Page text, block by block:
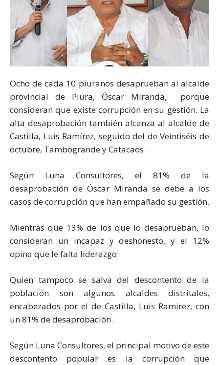
Ocho de cada 10 piuranos desaprueban al alcalde
provincial de Piura, Óscar Miranda, porque
consideran que existe corrupción en su gestión. La
alta desaprobación también alcanza al alcalde de
Castilla, Luis Ramírez, seguido del de Veintiséis de
octubre, Tambogrande y Catacaos.
Según Luna Consultores, el 81% de la
desaprobación de Óscar Miranda se debe a los
casos de corrupción que han empañado su gestión.
Mientras que 13% de los que lo desaprueban, lo
consideran un incapaz y deshonesto, y el 12%
opina que le falta liderazgo.
Quien tampoco se salva del descontento de la
población son algunos alcaldes distritales,
encabezados por el de Castilla, Luis Ramirez, con
un 81% de desaprobación.
Según Luna Consultores, el principal motivo de este
descontento popular es la corrupción que